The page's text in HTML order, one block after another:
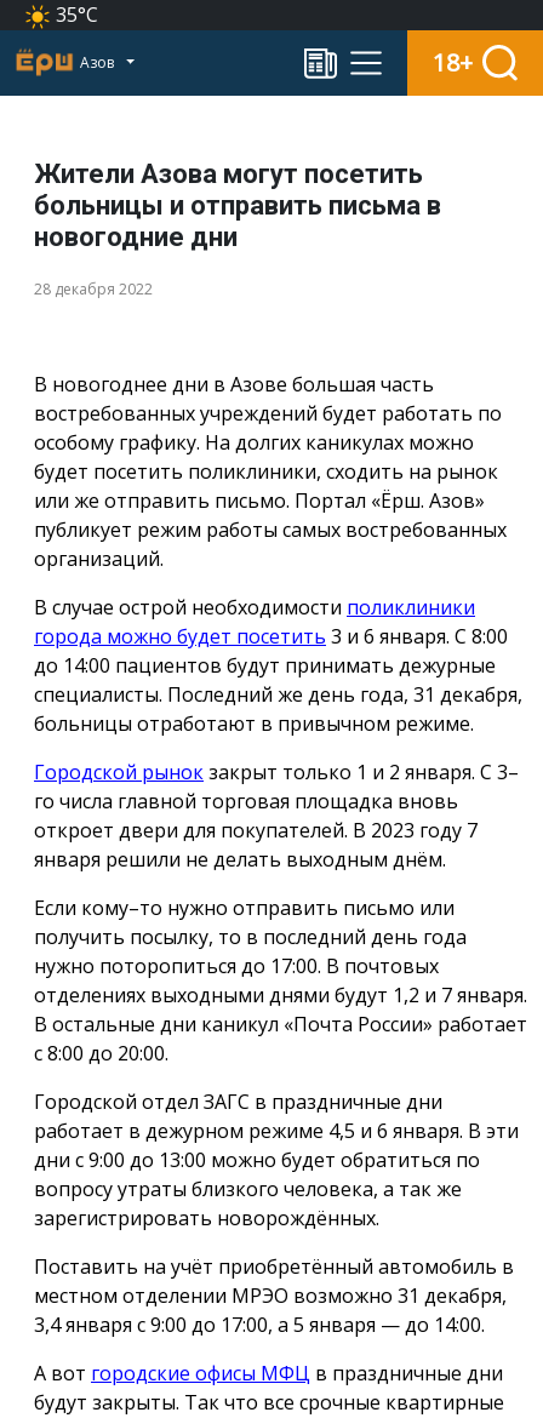
35°C
Азов 18+
Жители Азова могут посетить
больницы и отправить письма в
новогодние дни
28 декабря 2022
В новогоднее дни в Азове большая часть
востребованных учреждений будет работать по
особому графику. На долгих каникулах можно
будет посетить поликлиники, сходить на рынок
или же отправить письмо. Портал «Ёрш. Азов»
публикует режим работы самых востребованных
организаций.
В случае острой необходимости поликлиники
города можно будет посетить 3 и 6 января. С 8:00
до 14:00 пациентов будут принимать дежурные
специалисты. Последний же день года, 31 декабря,
больницы отработают в привычном режиме.
Городской рынокзакрыт только 1 и 2 января. С 3–
го числа главной торговая площадка вновь
откроет двери для покупателей. В 2023 году 7
января решили не делать выходным днём.
Если кому–то нужно отправить письмо или
получить посылку, то в последний день года
нужно поторопиться до 17:00. В почтовых
отделениях выходными днями будут 1,2 и 7 января.
В остальные дни каникул «Почта России» работает
с 8:00 до 20:00.
Городской отдел ЗАГС в праздничные дни
работает в дежурном режиме 4,5 и 6 января. В эти
дни с 9:00 до 13:00 можно будет обратиться по
вопросу утраты близкого человека, а так же
зарегистрировать новорождённых.
Поставить на учёт приобретённый автомобиль в
местном отделении МРЭО возможно 31 декабря,
3,4 января с 9:00 до 17:00, а 5 января — до 14:00.
А вот городские офисы МФЦ в праздничные дни
будут закрыты. Так что все срочные квартирные